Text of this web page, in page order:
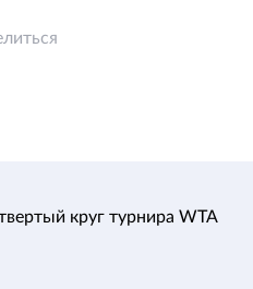
круг турнира WTA